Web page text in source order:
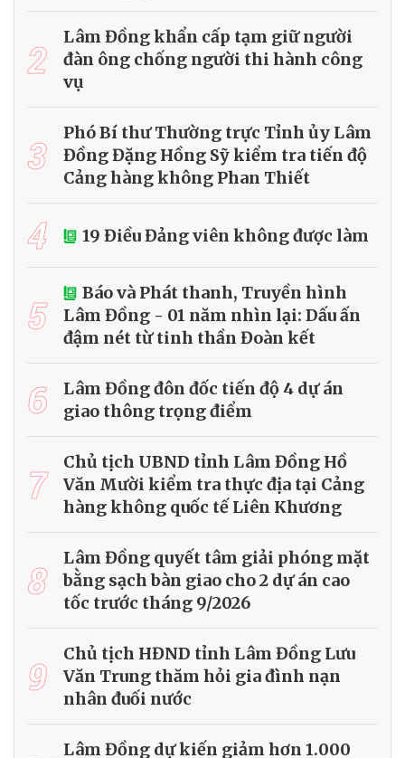
2
Lâm Đồng khẩn cấp tạm giữ người
đàn ông chống người thi hành công
vụ
3
Phó Bí thư Thường trực Tỉnh ủy Lâm
Đồng Đặng Hồng Sỹ kiểm tra tiến độ
Cảng hàng không Phan Thiết
4 19 Điều Đảng viên không được làm
5
Báo và Phát thanh, Truyền hình
Lâm Đồng - 01 năm nhìn lại: Dấu ấn
đậm nét từ tinh thần Đoàn kết
6
Lâm Đồng đôn đốc tiến độ 4 dự án
giao thông trọng điểm
7
Chủ tịch UBND tỉnh Lâm Đồng Hồ
Văn Mười kiểm tra thực địa tại Cảng
hàng không quốc tế Liên Khương
8
Lâm Đồng quyết tâm giải phóng mặt
bằng sạch bàn giao cho 2 dự án cao
tốc trước tháng 9/2026
9
Chủ tịch HĐND tỉnh Lâm Đồng Lưu
Văn Trung thăm hỏi gia đình nạn
nhân đuối nước
Lâm Đồng dự kiến giảm hơn 1.000